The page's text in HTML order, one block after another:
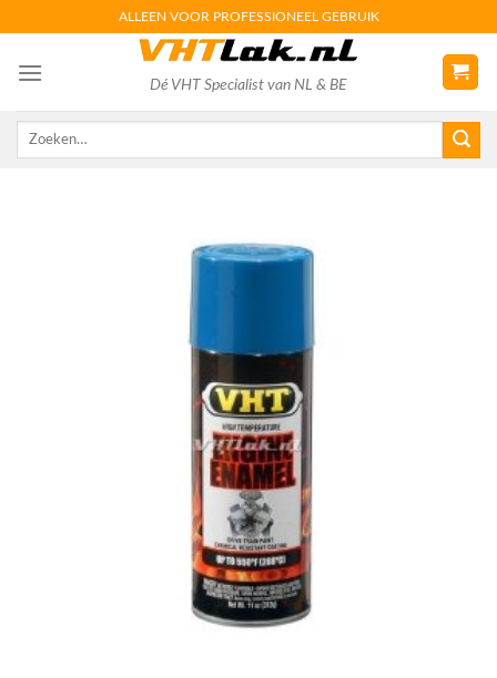
content
ALLEEN VOOR PROFESSIONEEL GEBRUIK
Dé VHT Specialist van NL & BE
Zoeken